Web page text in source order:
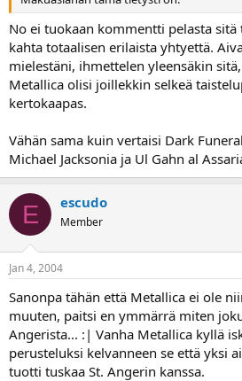
No ei tuokaan kommentti pelasta sitä
kahta totaalisen erilaista yhtyettä.
mielestäni, ihmettelen yleensäkin
Metallica olisi joillekkin selkeä
kertokaapas.
Vähän sama kuin vertaisi Dark
Michael Jacksonia ja Ul Gahn al
E escudo
Member
Jan 4, 2004
Sanonpa tähän että Metallica ei ole
muuten, paitsi en ymmärrä miten
Angerista... :| Vanha Metallica kyllä
perusteluksi kelvanneen se että yksi
tuotti tuskaa St. Angerin kanssa.